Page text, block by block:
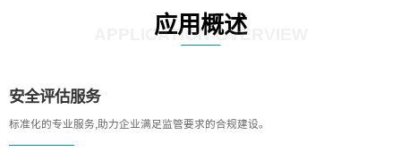
应用概述
APPLICATION OVERVIEW
安全评估服务
标准化的专业服务,助力企业满足监管要求的合规建设。